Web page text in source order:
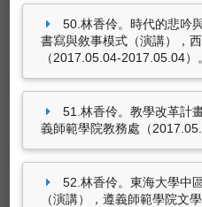
50.林香伶。時代的悲
書寫與敘事模式（演講），
（2017.05.04-2017.05.04）
51.林香伶。教學改革計
義師範學院教務處（
52.林香伶。東海大學中
（演講），遵義師範學院文